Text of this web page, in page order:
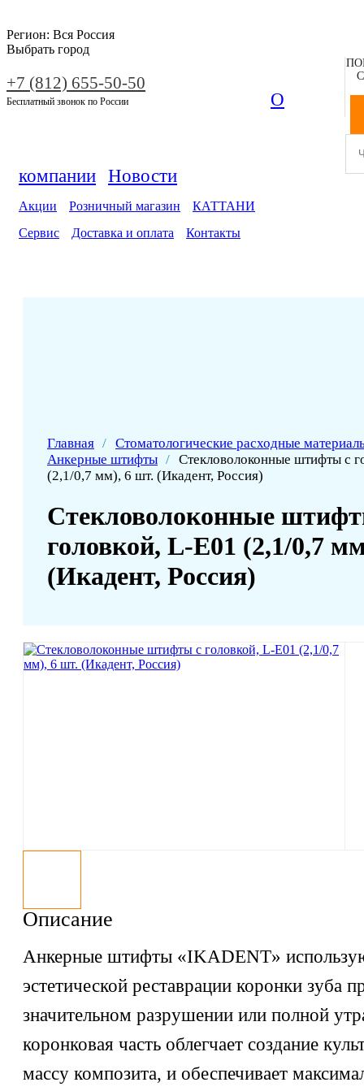
Регион: Вся Россия
Выбрать город
+7 (812) 655-50-50
Бесплатный звонок по России О
компании Новости
Акции Розничный магазин
КАТТАНИ
Сервис
Доставка и оплата Контакты
Главная / Стоматологические расходные
Анкерные штифты / Стекловолоконные штифты с
(2,1/0,7 мм), 6 шт. (Икадент, Россия)
Стекловолоконные
головкой, L-E01 (2,1/0,7
(Икадент, Россия)
Описание
Анкерные штифты «IKADENT»
эстетической реставрации коронки зуба
значительном разрушении или полной
коронковая часть облегчает создание
массу композита, и обеспечивает